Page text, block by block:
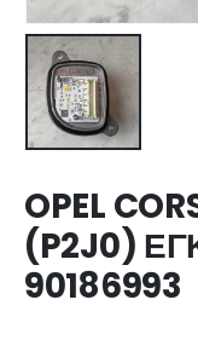
OPEL
(P2J0)
90186993